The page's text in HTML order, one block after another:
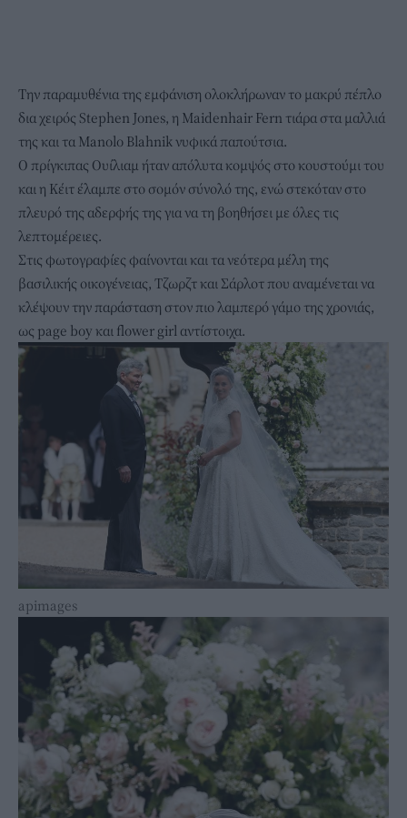
Την παραμυθένια της εμφάνιση ολοκλήρωναν το μακρύ πέπλο
δια χειρός Stephen Jones, η Maidenhair Fern τιάρα στα μαλλιά
της και τα Manolo Blahnik νυφικά παπούτσια.
Ο πρίγκιπας Ουίλιαμ ήταν απόλυτα κομψός στο κουστούμι του
και η Κέιτ έλαμπε στο σομόν σύνολό της, ενώ στεκόταν στο
πλευρό της αδερφής της για να τη βοηθήσει με όλες τις
λεπτομέρειες.
Στις φωτογραφίες φαίνονται και τα νεότερα μέλη της
βασιλικής οικογένειας, Τζωρζτ και Σάρλοτ που αναμένεται να
κλέψουν την παράσταση στον πιο λαμπερό γάμο της χρονιάς,
ως page boy και flower girl αντίστοιχα.
apimages